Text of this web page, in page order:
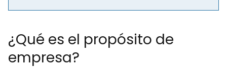
¿Qué es el propósito de
empresa?